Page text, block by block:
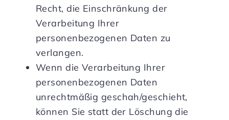
Recht, die Einschränkung der
Verarbeitung Ihrer
personenbezogenen Daten zu
verlangen.
Wenn die Verarbeitung Ihrer
personenbezogenen Daten
unrechtmäßig geschah/geschieht,
können Sie statt der Löschung die